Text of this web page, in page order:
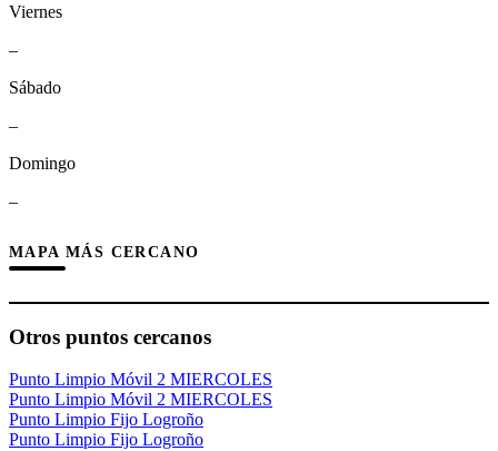
Viernes
–
Sábado
–
Domingo
–
MAPA MÁS CERCANO
Otros puntos cercanos
Punto Limpio Móvil 2 MIERCOLES
Punto Limpio Móvil 2 MIERCOLES
Punto Limpio Fijo Logroño
Punto Limpio Fijo Logroño